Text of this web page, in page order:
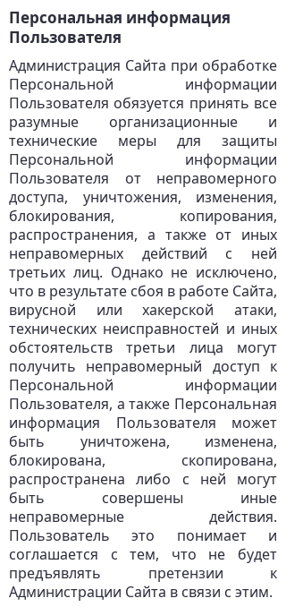
Персональная информация
Пользователя
Администрация Сайта при обработке
Персональной информации
Пользователя обязуется принять все
разумные организационные и
технические меры для защиты
Персональной информации
Пользователя от неправомерного
доступа, уничтожения, изменения,
блокирования, копирования,
распространения, а также от иных
неправомерных действий с ней
третьих лиц. Однако не исключено,
что в результате сбоя в работе Сайта,
вирусной или хакерской атаки,
технических неисправностей и иных
обстоятельств третьи лица могут
получить неправомерный доступ к
Персональной информации
Пользователя, а также Персональная
информация Пользователя может
быть уничтожена, изменена,
блокирована, скопирована,
распространена либо с ней могут
быть совершены иные
неправомерные действия.
Пользователь это понимает и
соглашается с тем, что не будет
предъявлять претензии к
Администрации Сайта в связи с этим.